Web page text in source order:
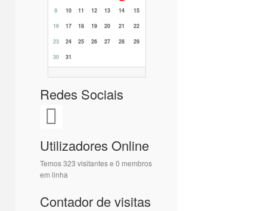
9
10 11 12 13 14
15
16
17 18 19 20 21
22
23
24 25 26 27 28
29
30
31
Redes Sociais
Utilizadores Online
Temos 323 visitantes e 0 membros
em linha
Contador de visitas